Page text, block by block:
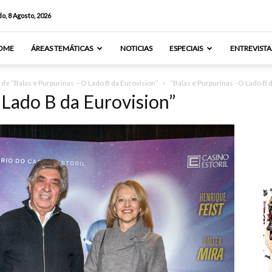
8 Agosto, 2026
ÁREAS TEMÁTICAS NOTICIAS ESPECIAIS
“Balas e Purpurinas – O Lado B da Eurovision” “Balas e Purpurinas - O Lado B
B da Eurovision”